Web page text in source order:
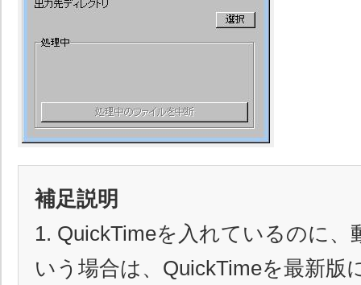
補足説明
1. QuickTimeを入れているのに、
いう場合は、QuickTimeを最新版